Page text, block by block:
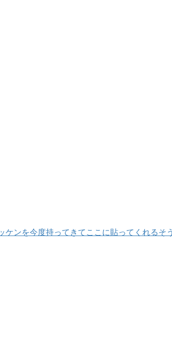
ンを今度持ってきてここに貼ってくれる